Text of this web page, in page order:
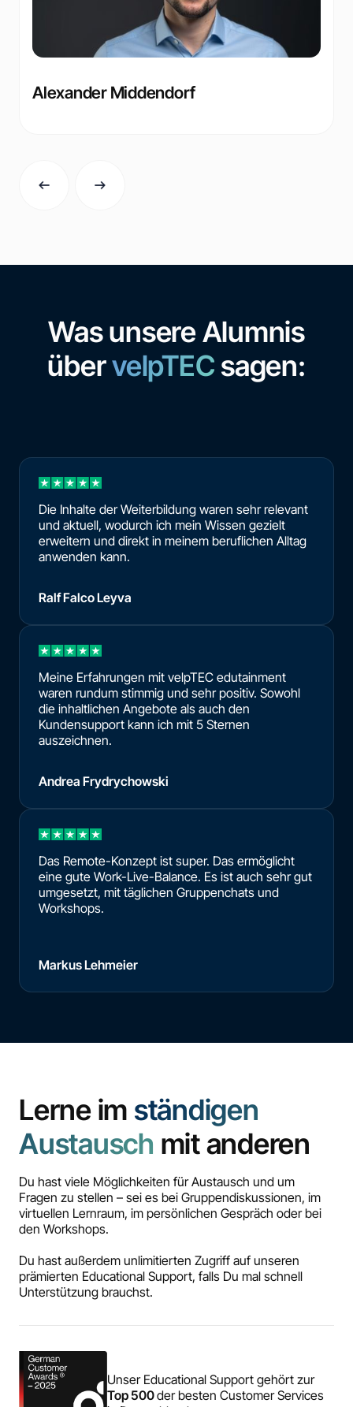
Alexander Middendorf
Was unsere Alumnis
übervelpTEC sagen:
Die Inhalte der Weiterbildung waren sehr relevant
und aktuell, wodurch ich mein Wissen gezielt
erweitern und direkt in meinem beruflichen Alltag
anwenden kann.
Ralf Falco Leyva
Meine Erfahrungen mit velpTEC edutainment
waren rundum stimmig und sehr positiv. Sowohl
die inhaltlichen Angebote als auch den
Kundensupport kann ich mit 5 Sternen
auszeichnen.
Andrea Frydrychowski
Das Remote-Konzept ist super. Das ermöglicht
eine gute Work-Live-Balance. Es ist auch sehr gut
umgesetzt, mit täglichen Gruppenchats und
Workshops.
Markus Lehmeier
Lerne im ständigen
Austausch mit anderen
Du hast viele Möglichkeiten für Austausch und um
Fragen zu stellen – sei es bei Gruppendiskussionen, im
virtuellen Lernraum, im persönlichen Gespräch oder bei
den Workshops.
Du hast außerdem unlimitierten Zugriff auf unseren
prämierten Educational Support, falls Du mal schnell
Unterstützung brauchst.
Unser Educational Support gehört zur
Top 500der besten Customer Services